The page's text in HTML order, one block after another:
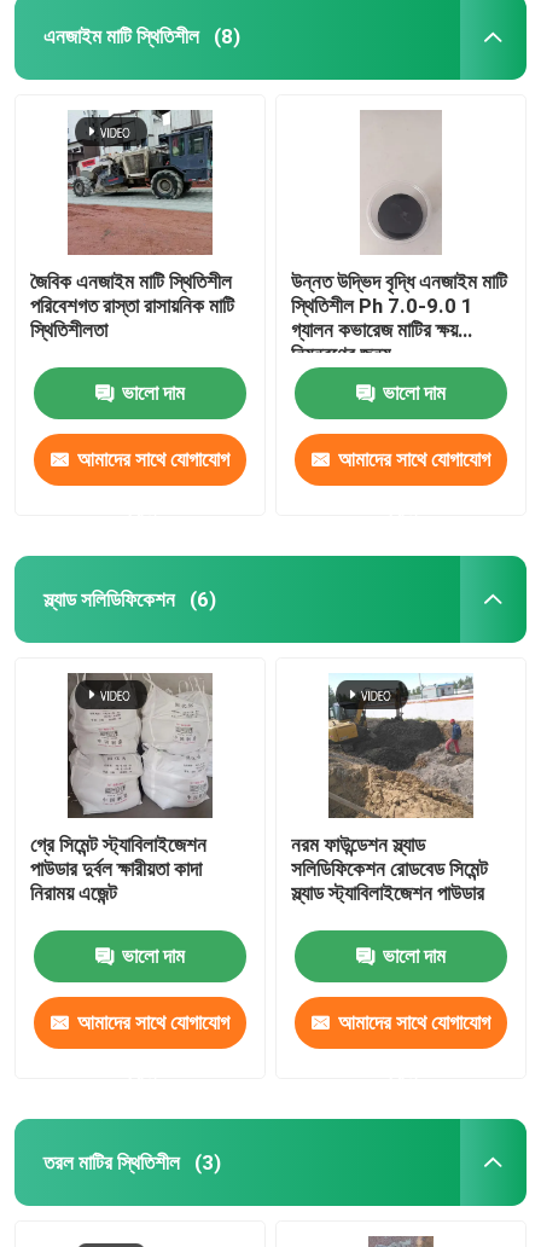
এনজাইম মাটি স্থিতিশীল (8)
জৈবিক এনজাইম মাটি স্থিতিশীল
পরিবেশগত রাস্তা রাসায়নিক মাটি
স্থিতিশীলতা
ভালো দাম
আমাদের সাথে যোগাযোগ
উন্নত উদ্ভিদ বৃদ্ধি এনজাইম মাটি
স্থিতিশীল Ph 7.0-9.0 1
গ্যালন কভারেজ মাটির ক্ষয়
নিয়ন্ত্রণের জন্য
ভালো দাম
আমাদের সাথে যোগাযোগ
স্ল্যাড সলিডিফিকেশন (6)
গ্রে সিমেন্ট স্ট্যাবিলাইজেশন
পাউডার দুর্বল ক্ষারীয়তা কাদা
নিরাময় এজেন্ট
ভালো দাম
আমাদের সাথে যোগাযোগ
নরম ফাউন্ডেশন স্ল্যাড
সলিডিফিকেশন রোডবেড সিমেন্ট
স্ল্যাড স্ট্যাবিলাইজেশন পাউডার
ভালো দাম
আমাদের সাথে যোগাযোগ
তরল মাটির স্থিতিশীল (3)